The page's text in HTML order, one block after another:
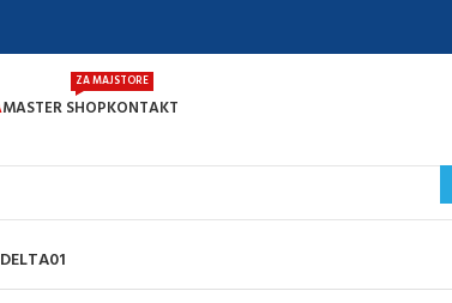
MASTER SHOP
ZA MAJSTORE
KONTAKT